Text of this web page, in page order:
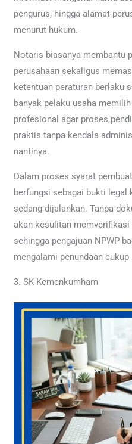
pengurus, hingga alamat
menurut hukum.
Notaris biasanya membantu
perusahaan sekaligus
ketentuan peraturan berlaku
banyak pelaku usaha
profesional agar proses
praktis tanpa kendala
nantinya.
Dalam proses syarat
berfungsi sebagai bukti legal
sedang dijalankan. Tanpa
akan kesulitan
sehingga pengajuan NPWP
mengalami penundaan cukup
3. SK Kemenkumham